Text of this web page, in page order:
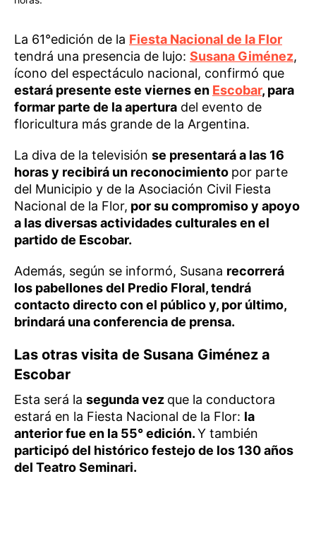
La 61°edición de la Fiesta Nacional de la Flor
tendrá una presencia de lujo: Susana Giménez,
ícono del espectáculo nacional, confirmó que
estará presente este viernes en Escobar, para
formar parte de la apertura del evento de
floricultura más grande de la Argentina.
La diva de la televisión se presentará a las 16
horas y recibirá un reconocimiento por parte
del Municipio y de la Asociación Civil Fiesta
Nacional de la Flor, por su compromiso y apoyo
a las diversas actividades culturales en el
partido de Escobar.
Además, según se informó, Susana recorrerá
los pabellones del Predio Floral, tendrá
contacto directo con el público y, por último,
brindará una conferencia de prensa.
Las otras visita de Susana Giménez a
Escobar
Esta será la segunda vez que la conductora
estará en la Fiesta Nacional de la Flor: la
anterior fue en la 55° edición.Y también
participó del histórico festejo de los 130 años
del Teatro Seminari.